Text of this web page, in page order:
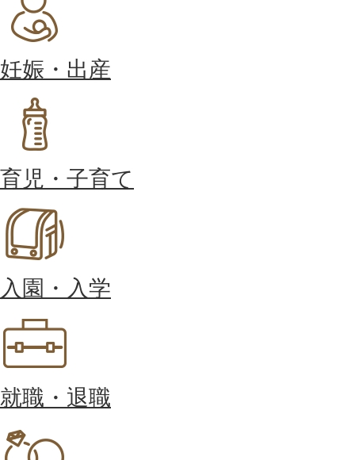
妊娠・出産
育児・子育て
入園・入学
就職・退職